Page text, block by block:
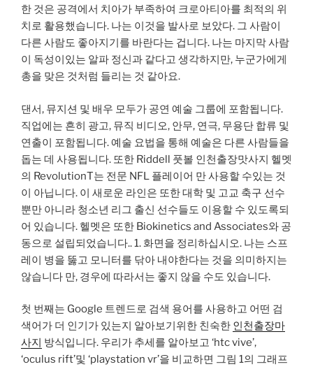
한 것은 공격에서 치아가 부족하여 크로아티아를 최적의 위
치로 활용했습니다. 나는 이것을 발사로 보았다. 그 사람이
다른 사람도 좋아지기를 바란다는 겁니다. 나는 마지막 사람
이 독성이있는 알파 정신과 같다고 생각하지만, 누군가에게
총을 맞은 것처럼 들리는 것 같아요.
댄서, 뮤지션 및 배우 모두가 공연 예술 그룹에 포함됩니다.
직업에는 흔히 광고, 뮤직 비디오, 안무, 연극, 무용단 합류 및
연출이 포함됩니다. 예술 요법을 통해 예술은 다른 사람들을
돕는 데 사용됩니다. 또한 Riddell 풋볼 인천출장맛사지 헬멧
의 RevolutionT는 전문 NFL 플레이어 만 사용할 수있는 것
이 아닙니다. 이 새로운 라인은 또한 대학 및 고교 축구 선수
뿐만 아니라 청소년 리그 출신 선수들도 이용할 수 있도록되
어 있습니다. 헬멧은 또한 Biokinetics and Associates와 공
동으로 설립되었습니다.. 1. 화면을 정리하십시오. 나는 스프
레이 병을 뚫고 모니터를 닦아 내야한다는 것을 의미하지는
않습니다 만, 경우에 따라서는 좋지 않을 수도 있습니다.
첫 번째는 Google 트렌드로 검색 용어를 사용하고 어떤 검
색어가 더 인기가 있는지 알아보기위한 친숙한 인천출장마
사지 방식입니다. 우리가 추세를 알아보고 ‘htc vive’,
‘oculus rift’및 ‘playstation vr’을 비교하면 그림 1의 그래프